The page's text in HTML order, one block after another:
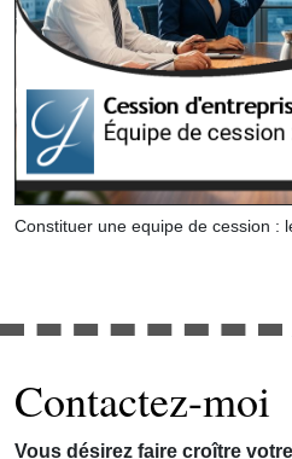
Constituer une equipe de cession :
Contactez-moi
Vous désirez faire croître